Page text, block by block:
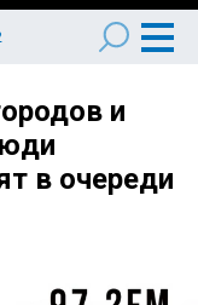
и
в очереди